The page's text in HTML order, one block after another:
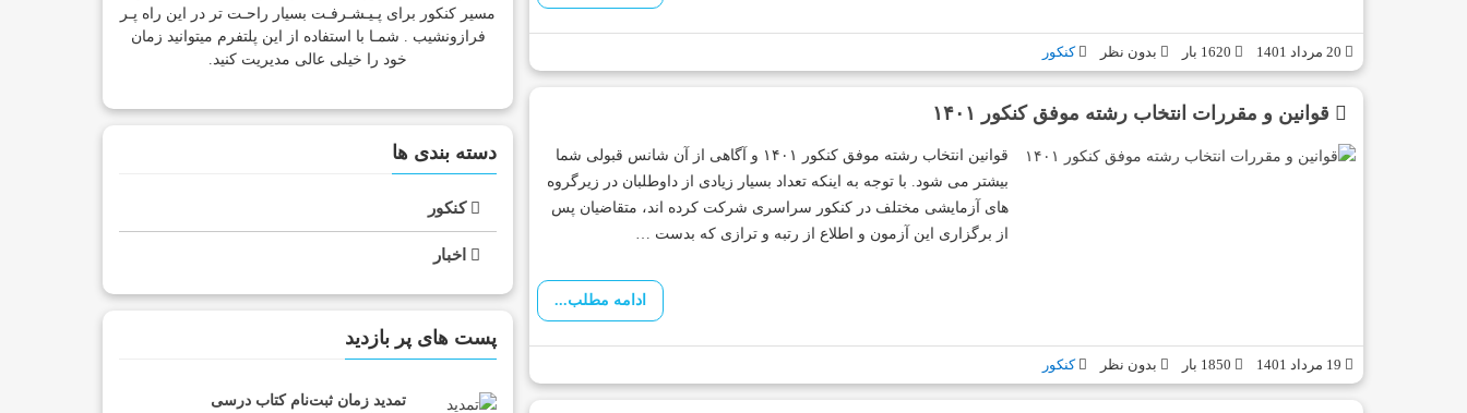
مسیر کنکور برای پـیـشـرفـت بسیار راحـت تر در این راه پـر
فرازونشیب . شمـا با استفاده از این پلتفرم میتوانید زمان
خود را خیلی عالی مدیریت کنید.
دسته بندی ها
کنکور
اخبار
پست های پر بازدید
تمدید زمان ثبت‌نام کتاب درسی
بدون نظر کنکور
قوانین و مقررات انتخاب رشته موفق کنکور ۱۴۰۱
قوانین انتخاب رشته موفق کنکور ۱۴۰۱ و آگاهی از آن شانس قبولی شما
بیشتر می شود. با توجه به اینکه تعداد بسیار زیادی از داوطلبان در زیرگروه
های آزمایشی مختلف در کنکور سراسری شرکت کرده اند، متقاضیان پس
از برگزاری این آزمون و اطلاع از رتبه و ترازی که بدست …
ادامه مطلب...
بدون نظر کنکور